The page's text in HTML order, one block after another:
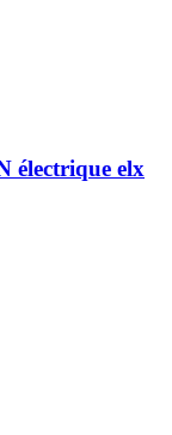
électrique elx